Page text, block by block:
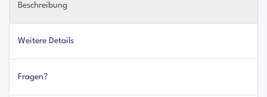
Beschreibung
Weitere Details
Fragen?